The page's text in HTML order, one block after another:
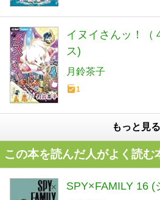
イヌイさんッ！（
ス)
月鈴茶子
1
もっと見る
この本を読んだ人がよく読む
SPY×FAMILY 16 (